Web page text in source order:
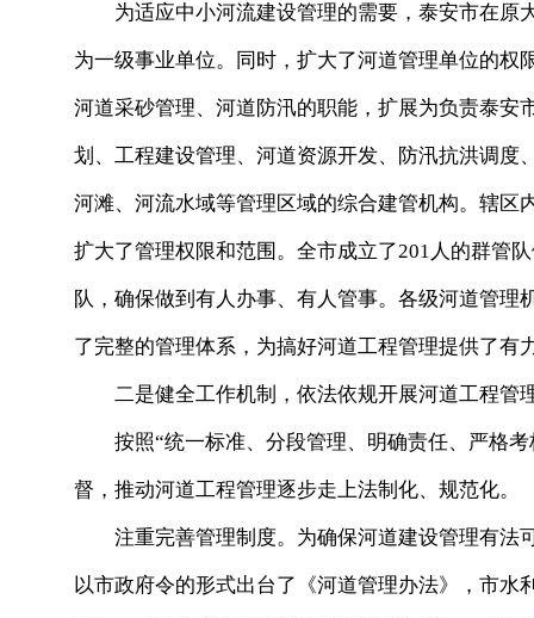
为适应中小河流建设管理的需要，泰安市在原
为一级事业单位。同时，扩大了河道管理单位的
河道采砂管理、河道防汛的职能，扩展为负责泰
划、工程建设管理、河道资源开发、防汛抗洪调
河滩、河流水域等管理区域的综合建管机构。辖区
扩大了管理权限和范围。全市成立了201人的群管
队，确保做到有人办事、有人管事。各级河道管
了完整的管理体系，为搞好河道工程管理提供了有
二是健全工作机制，依法依规开展河道工程管
按照“统一标准、分段管理、明确责任、严格考
督，推动河道工程管理逐步走上法制化、规范化。
注重完善管理制度。为确保河道建设管理有法
以市政府令的形式出台了《河道管理办法》，市